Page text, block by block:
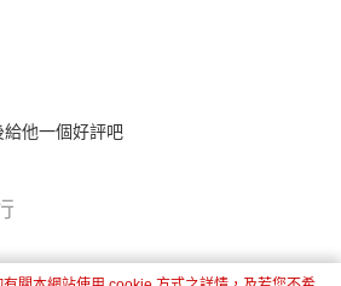
他一個好評吧